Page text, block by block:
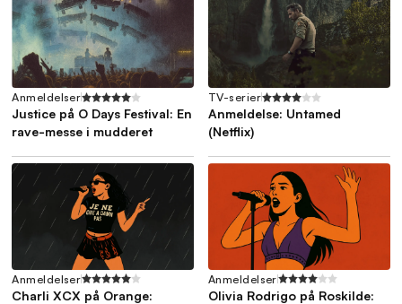
Anmeldelser
Justice på O Days Festival: En
rave-messe i mudderet
TV-serier
Anmeldelse: Untamed
(Netflix)
Anmeldelser
Charli XCX på Orange:
Anmeldelser
Olivia Rodrigo på Roskilde: